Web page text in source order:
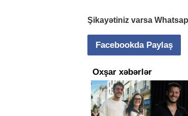
Şikayətiniz varsa
Facebookda Paylaş
Oxşar xəbərlər